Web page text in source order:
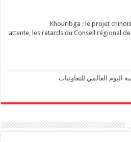
Khouribga : le projet
attente, les retards du Conseil régional
العالمي للتعاونيات